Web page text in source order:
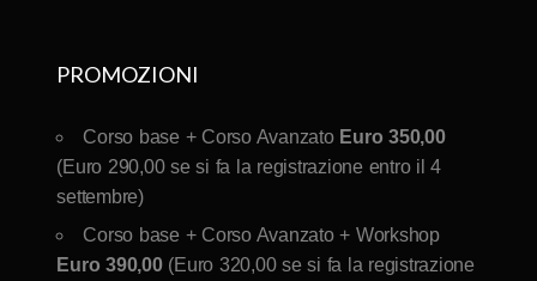
PROMOZIONI
Corso base + Corso Avanzato Euro 350,00
(Euro 290,00 se si fa la registrazione entro il 4
settembre)
Corso base + Corso Avanzato + Workshop
Euro 390,00(Euro 320,00 se si fa la registrazione